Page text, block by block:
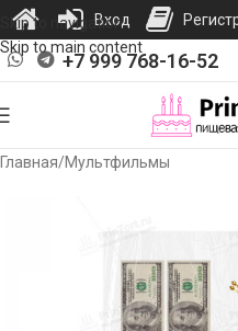
Skip to navigation
Skip to main content
+7 999 768-16-52
Главная/Мультфильмы
Вход